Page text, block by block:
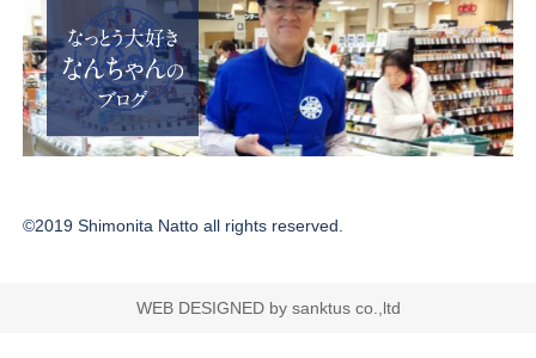
©2019 Shimonita Natto all rights reserved.
WEB DESIGNED by sanktus co.,ltd